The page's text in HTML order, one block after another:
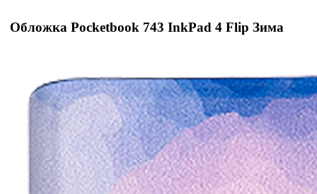
Обложка Pocketbook 743 InkPad 4 Flip Зима